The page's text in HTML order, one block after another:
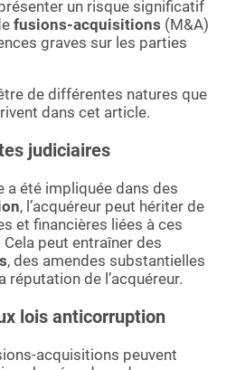
un risque significatif
fusions-acquisitions (M&A)
graves sur les parties
de différentes natures que
dans cet article.
judiciaires
a été impliquée dans des
, l’acquéreur peut hériter de
et financières liées à ces
peut entraîner des
, des amendes substantielles
de l’acquéreur.
lois anticorruption
acquisitions peuvent